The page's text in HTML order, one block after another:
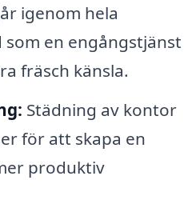
igenom hela
en engångstjänst
fräsch känsla.
Städning av kontor
för att skapa en
produktiv